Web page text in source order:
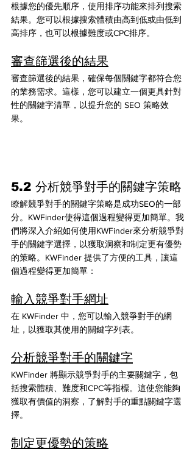
根據您的優先順序，使用排序功能來排列搜索
結果。您可以根據搜索體積由高到低或由低到
高排序，也可以根據難度或CPC排序。
審查篩選後的結果
審查篩選後的結果，確保每個關鍵字都符合您
的業務需求。這樣，您可以建立一個更具針對
性的關鍵字清單，以提升您的 SEO 策略效
果。
5.2 分析競爭對手的關鍵字策略
瞭解競爭對手的關鍵字策略是成功SEO的一部
分。KWFinder使得這個過程變得更加簡單。我
們將深入介紹如何使用KWFinder來分析競爭對
手的關鍵字選擇，以獲取洞察和制定更有優勢
的策略。KWFinder 提供了方便的工具，讓這
個過程變得更加簡單：
輸入競爭對手網址
在 KWFinder 中，您可以輸入競爭對手的網
址，以獲取其使用的關鍵字列表。
分析競爭對手的關鍵字
KWFinder 將顯示競爭對手的主要關鍵字，包
括搜索體積、難度和CPC等指標。這使您能夠
獲取有價值的洞察，了解對手的重點關鍵字選
擇。
制定更優勢的策略